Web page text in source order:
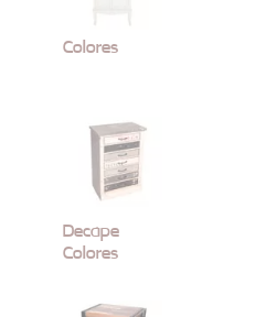
Colores
Decape
Colores